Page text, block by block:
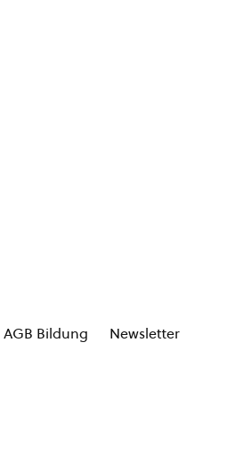
AGB Bildung Newsletter